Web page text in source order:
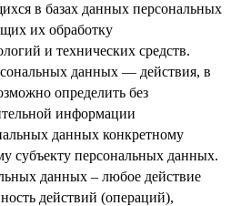
в базах данных персональных
их обработку
и технических средств.
данных — действия, в
определить без
информации
данных конкретному
субъекту персональных данных.
данных – любое действие
действий (операций),